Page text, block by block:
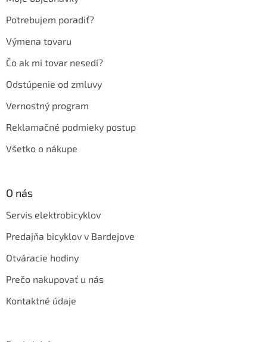
Potrebujem poradiť?
Výmena tovaru
Čo ak mi tovar nesedí?
Odstúpenie od zmluvy
Vernostný program
Reklamačné podmieky postup
Všetko o nákupe
O nás
Servis elektrobicyklov
Predajňa bicyklov v Bardejove
Otváracie hodiny
Prečo nakupovať u nás
Kontaktné údaje